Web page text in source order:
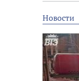
Новости